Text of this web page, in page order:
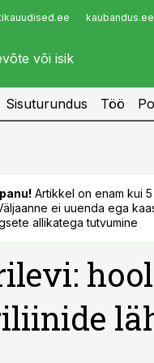
kaubandus.ee
Infopank
Sisuturundus Töö
Artikkel on enam kui
ei uuenda ega
allikatega tutvumine